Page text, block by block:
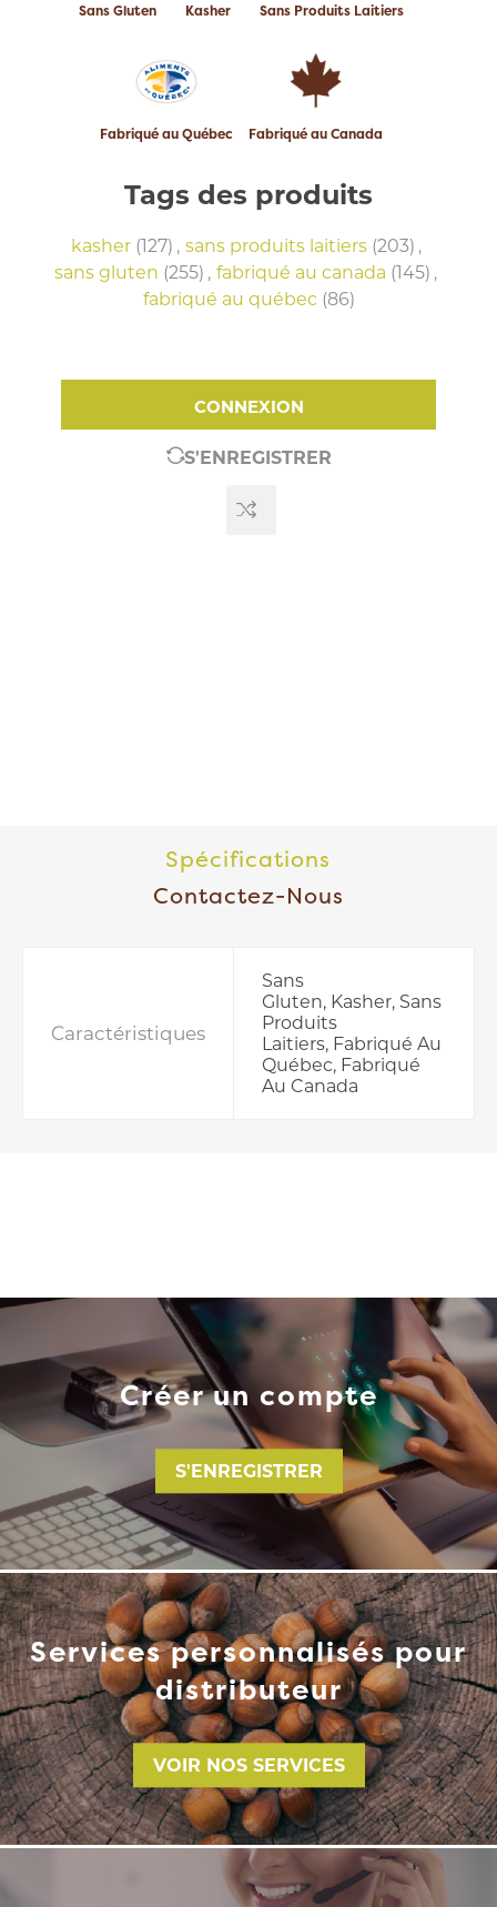
Sans Gluten Kasher Sans Produits Laitiers
Fabriqué au Québec Fabriqué au Canada
Tags des produits
kasher (127) , sans produits laitiers (203) ,
sans gluten (255) , fabriqué au canada (145) ,
fabriqué au québec (86)
CONNEXION
S'ENREGISTRER
Spécifications
Contactez-Nous
Caractéristiques
Sans
Gluten, Kasher, Sans
Produits
Laitiers, Fabriqué Au
Québec, Fabriqué
Au Canada
Créer un compte
S'ENREGISTRER
Services personnalisés pour
distributeur
VOIR NOS SERVICES